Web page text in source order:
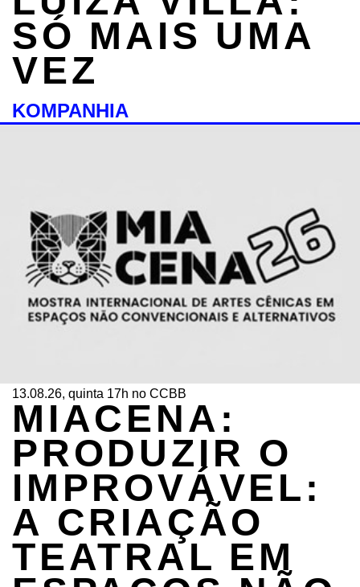
SÓ MAIS UMA
VEZ
KOMPANHIA
13.08.26, quinta 17h no CCBB
MIACENA:
PRODUZIR O
IMPROVÁVEL:
A CRIAÇÃO
TEATRAL EM